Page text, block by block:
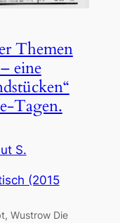
Themen
eine
Tagen.
S.
(2015
Wustrow Die